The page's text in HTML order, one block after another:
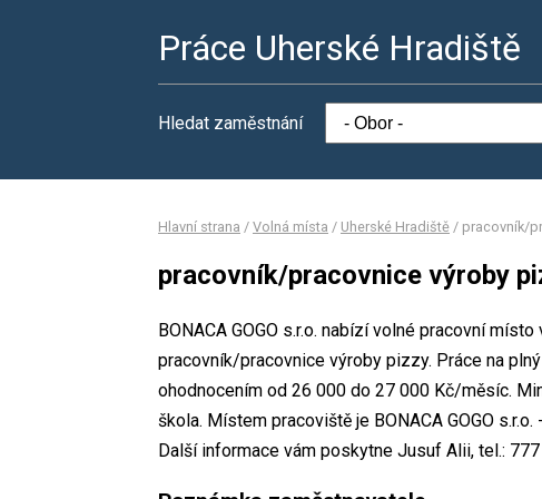
Práce Uherské Hradiště
Hledat zaměstnání
Hlavní strana / Volná místa / Uherské Hradiště / pracovník/
pracovník/pracovnice výroby
BONACA GOGO s.r.o. nabízí volné pracovní
pracovník/pracovnice výroby pizzy. Práce na
ohodnocením od 26 000 do 27 000 Kč/měsíc.
škola. Místem pracoviště je BONACA GOGO
Další informace vám poskytne Jusuf Alii, tel.: